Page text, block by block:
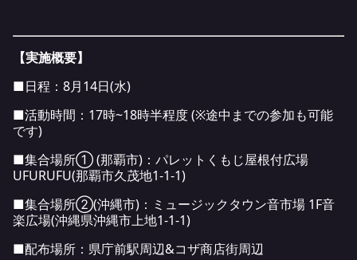
【実施概要】
■日程：8月14日(水)
■活動時間：17時~18時半程度 (※途中までの参加も可能
です)
■集合場所① (那覇市)：パレットくもじ屋根付広場
UFURUFU(那覇市久茂地1-1-1)
■集合場所②(沖縄市)：ミュージックタウン音市場 1F音
楽広場(沖縄県沖縄市上地1-1-1)
■配布場所：県庁前駅周辺&コザ商店街周辺